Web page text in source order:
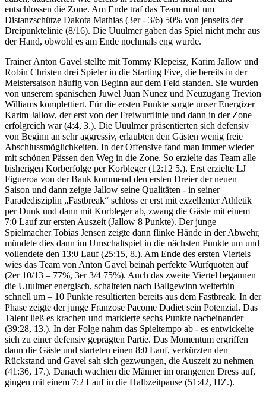
entschlossen die Zone. Am Ende traf das Team rund um
Distanzschütze Dakota Mathias (3er - 3/6) 50% von jenseits der
Dreipunktelinie (8/16). Die Uuulmer gaben das Spiel nicht mehr aus
der Hand, obwohl es am Ende nochmals eng wurde.
Trainer Anton Gavel stellte mit Tommy Klepeisz, Karim Jallow und
Robin Christen drei Spieler in die Starting Five, die bereits in der
Meistersaison häufig von Beginn auf dem Feld standen. Sie wurden
von unserem spanischen Juwel Juan Nunez und Neuzugang Trevion
Williams komplettiert. Für die ersten Punkte sorgte unser Energizer
Karim Jallow, der erst von der Freiwurflinie und dann in der Zone
erfolgreich war (4:4, 3.). Die Uuulmer präsentierten sich defensiv
von Beginn an sehr aggressiv, erlaubten den Gästen wenig freie
Abschlussmöglichkeiten. In der Offensive fand man immer wieder
mit schönen Pässen den Weg in die Zone. So erzielte das Team alle
bisherigen Korberfolge per Korbleger (12:12 5.). Erst erzielte LJ
Figueroa von der Bank kommend den ersten Dreier der neuen
Saison und dann zeigte Jallow seine Qualitäten - in seiner
Paradedisziplin „Fastbreak“ schloss er erst mit exzellenter Athletik
per Dunk und dann mit Korbleger ab, zwang die Gäste mit einem
7:0 Lauf zur ersten Auszeit (Jallow 8 Punkte). Der junge
Spielmacher Tobias Jensen zeigte dann flinke Hände in der Abwehr,
mündete dies dann im Umschaltspiel in die nächsten Punkte um und
vollendete den 13:0 Lauf (25:15, 8.). Am Ende des ersten Viertels
wies das Team von Anton Gavel beinah perfekte Wurfquoten auf
(2er 10/13 – 77%, 3er 3/4 75%). Auch das zweite Viertel begannen
die Uuulmer energisch, schalteten nach Ballgewinn weiterhin
schnell um – 10 Punkte resultierten bereits aus dem Fastbreak. In der
Phase zeigte der junge Franzose Pacome Dadiet sein Potenzial. Das
Talent ließ es krachen und markierte sechs Punkte nacheinander
(39:28, 13.). In der Folge nahm das Spieltempo ab - es entwickelte
sich zu einer defensiv geprägten Partie. Das Momentum ergriffen
dann die Gäste und starteten einen 8:0 Lauf, verkürzten den
Rückstand und Gavel sah sich gezwungen, die Auszeit zu nehmen
(41:36, 17.). Danach wachten die Männer im orangenen Dress auf,
gingen mit einem 7:2 Lauf in die Halbzeitpause (51:42, HZ.).